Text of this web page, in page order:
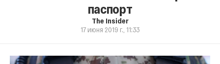
паспорт
The Insider
17 июня 2019 г., 11:33